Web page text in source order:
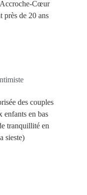
Cœur
près de 20 ans
des couples
enfants en bas
tranquillité en
sieste)